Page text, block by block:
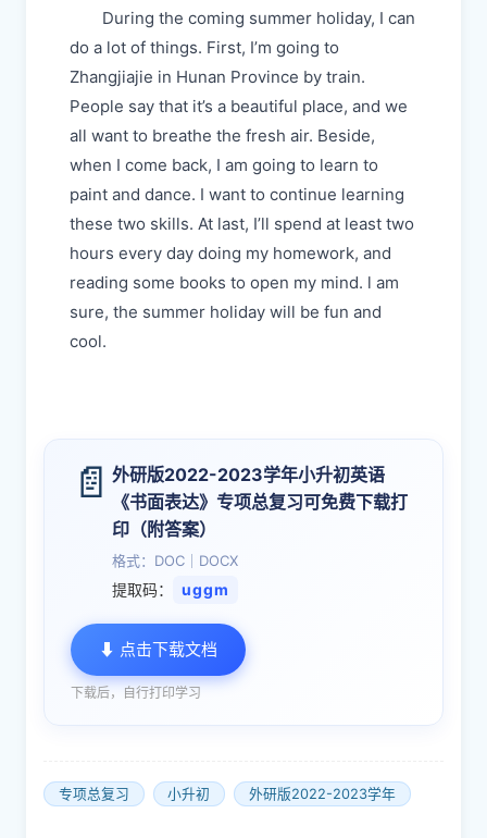
During the coming summer holiday, I can
do a lot of things. First, I’m going to
Zhangjiajie in Hunan Province by train.
People say that it’s a beautiful place, and we
all want to breathe the fresh air. Beside,
when I come back, I am going to learn to
paint and dance. I want to continue learning
these two skills. At last, I’ll spend at least two
hours every day doing my homework, and
reading some books to open my mind. l am
sure, the summer holiday will be fun and
cool.
📄 外研版2022-2023学年小升初英语
《书面表达》专项总复习可免费下载打
印（附答案）
格式：DOC｜DOCX
提取码： uggm
⬇ 点击下载文档
下载后，自行打印学习
专项总复习 小升初 外研版2022-2023学年